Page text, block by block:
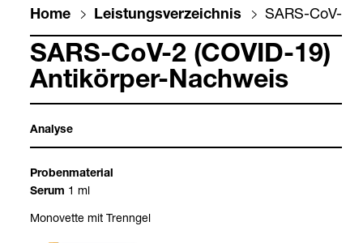
Home Leis­tungs­ver­zeich­nis SARS-​CoV-​2
SARS-​CoV-​2 (COVID-​19)
Anti­kör­per-​Nach­weis
Ana­lyse
Pro­ben­ma­te­rial
Serum 1 ml
Mono­vette mit Trenn­gel